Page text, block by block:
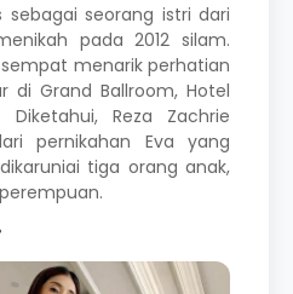
seorang istri dari
pada 2012 silam.
menarik perhatian
di Grand Ballroom, Hotel
Diketahui, Reza Zachrie
pernikahan Eva yang
tiga orang anak,